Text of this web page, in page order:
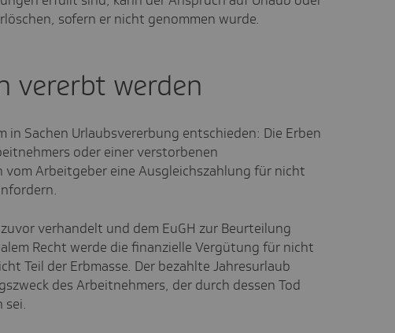
sofern er nicht genommen wurde.
vererbt werden
in Sachen Urlaubsvererbung entschieden: Die Erben
oder einer verstorbenen
vom Arbeitgeber eine Ausgleichszahlung für nicht
verhandelt und dem EuGH zur Beurteilung
Recht werde die finanzielle Vergütung für nicht
Teil der Erbmasse. Der bezahlte Jahresurlaub
des Arbeitnehmers, der durch dessen Tod
sei.